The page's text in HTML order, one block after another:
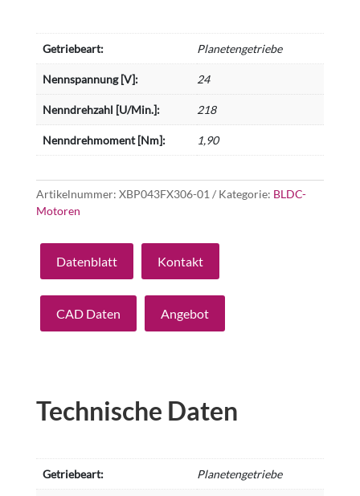
Getriebeart: Planetengetriebe
Nennspannung [V]: 24
Nenndrehzahl [U/Min.]: 218
Nenndrehmoment [Nm]: 1,90
Artikelnummer: XBP043FX306-01 Kategorie: BLDC-
Motoren
Datenblatt Kontakt
CAD Daten Angebot
Technische Daten
Getriebeart: Planetengetriebe